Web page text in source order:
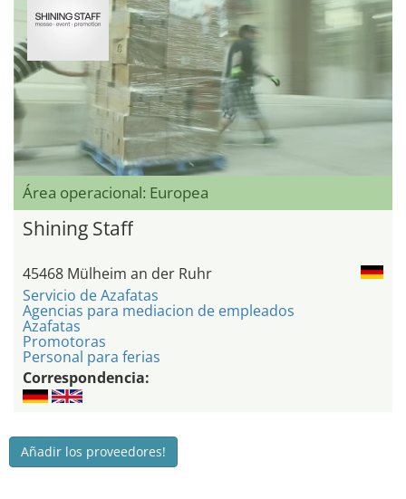
Área operacional: Europea
Shining Staff
45468 Mülheim an der Ruhr
Servicio de Azafatas
Agencias para mediacion de empleados
Azafatas
Promotoras
Personal para ferias
Correspondencia:
Añadir los proveedores!